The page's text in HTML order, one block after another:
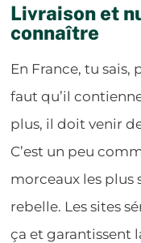
Livraison et
connaître
En France, tu sais,
faut qu’il
plus, il doit venir
C’est un peu
morceaux les plus
rebelle. Les sites
ça et garantissent